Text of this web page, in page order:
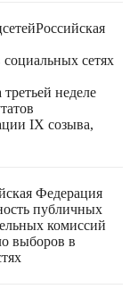
Российская
сетях
неделе
IX созыва,
Федерация
публичных
комиссий
выборов в